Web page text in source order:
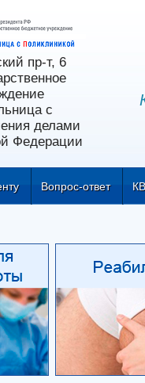
пр-т, 6
с
делами
Федерации
Вопрос-ответ